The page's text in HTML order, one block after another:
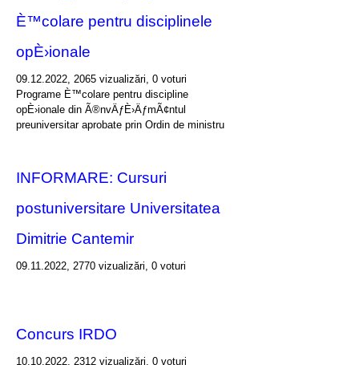
È™colare pentru disciplinele
opÈ›ionale
09.12.2022, 2065 vizualizări, 0 voturi
Programe È™colare pentru discipline
opÈ›ionale din Ã®nvÄƒÈ›ÄƒmÃ¢ntul
preuniversitar aprobate prin Ordin de ministru
INFORMARE: Cursuri
postuniversitare Universitatea
Dimitrie Cantemir
09.11.2022, 2770 vizualizări, 0 voturi
Concurs IRDO
10.10.2022, 2312 vizualizări, 0 voturi